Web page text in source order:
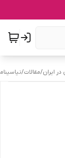
ایران/مقالات/نیاسینامید ۱۰٪ +